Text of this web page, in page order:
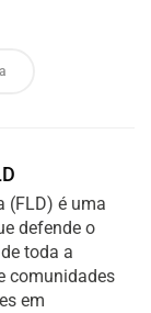
(FLD) é uma
defende o
toda a
comunidades
em